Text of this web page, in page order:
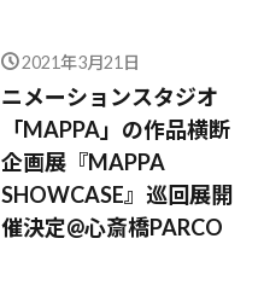
2021年3月21日
ニメーションスタジオ
「MAPPA」の作品横断
企画展『MAPPA
SHOWCASE』巡回展開
催決定@心斎橋PARCO